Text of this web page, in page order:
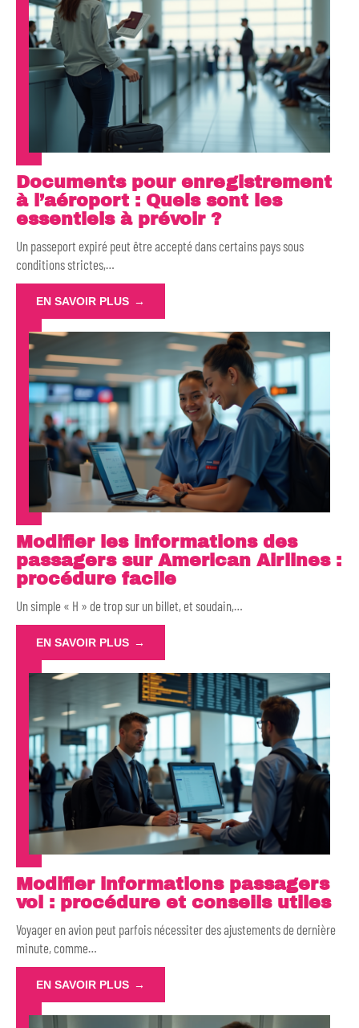
Documents pour enregistrement
à l’aéroport : Quels sont les
essentiels à prévoir ?
Un passeport expiré peut être accepté dans certains pays sous
conditions strictes,…
EN SAVOIR PLUS
Modifier les informations des
passagers sur American Airlines :
procédure facile
Un simple « H » de trop sur un billet, et soudain,…
EN SAVOIR PLUS
Modifier informations passagers
vol : procédure et conseils utiles
Voyager en avion peut parfois nécessiter des ajustements de dernière
minute, comme…
EN SAVOIR PLUS